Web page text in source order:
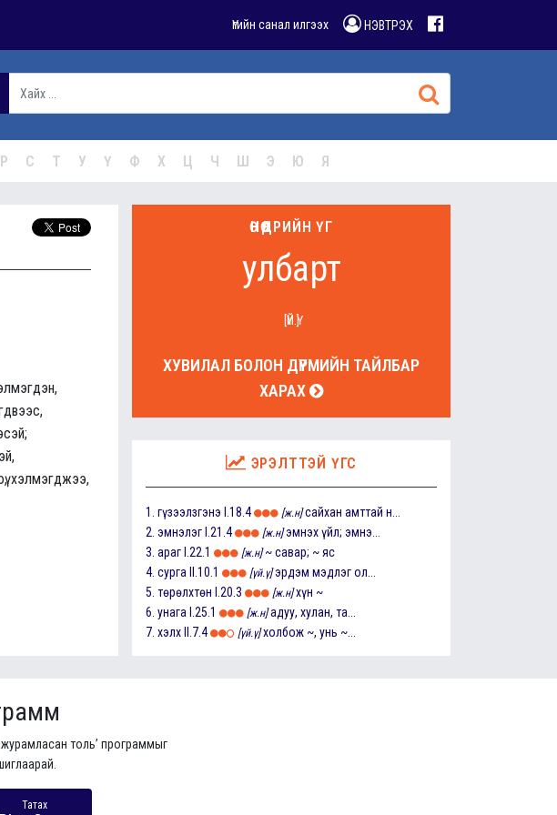
Үгийн санал илгээх НЭВТРЭХ
Р С Т У Ү Ф Х Ц Ч Ш Э Ю Я
хэлмэгджээ,
ӨНӨӨДРИЙН ҮГ
улбарт
[ҮЙ.Ү]
ХУВИЛАЛ БОЛОН ДҮРМИЙН ТАЙЛБАР
ХАРАХ
ЭРЭЛТТЭЙ ҮГС
1. гүзээлзгэнэ I.18.4 [ж.н] сайхан амттай н...
2. эмнэлэг I.21.4 [ж.н] эмнэх үйл; эмнэ...
3. араг I.22.1 [ж.н] ~ савар; ~ яс
4. сурга II.10.1 [үй.ү] эрдэм мэдлэг ол...
5. төрөлхтөн I.20.3 [ж.н] хүн ~
6. унага I.25.1 [ж.н] адуу, хулан, та...
7. хэлх II.7.4 [үй.ү] холбож ~, унь ~...
толь’ программыг
Татах